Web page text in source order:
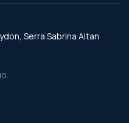
Serra Sabrina Altan